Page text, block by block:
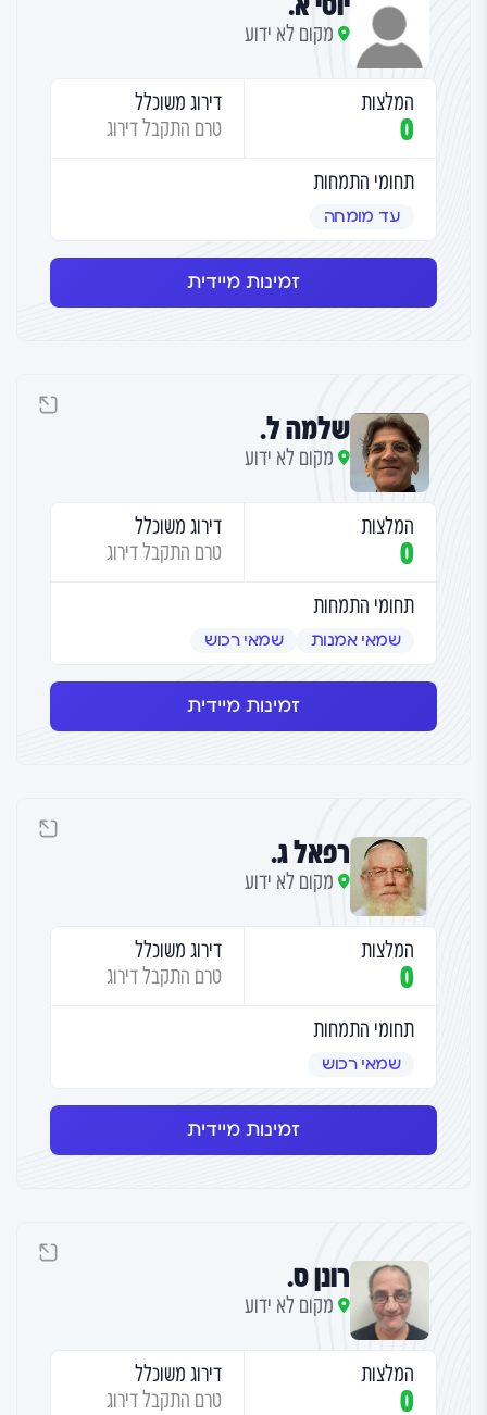
מקום לא ידוע
המלצות
0
דירוג משוכלל
טרם התקבל דירוג
תחומי התמחות
עד מומחה
זמינות מיידית
שלמה ל.
מקום לא ידוע
המלצות
0
דירוג משוכלל
טרם התקבל דירוג
תחומי התמחות
שמאי אמנות שמאי רכוש
זמינות מיידית
רפאל ג.
מקום לא ידוע
המלצות
0
דירוג משוכלל
טרם התקבל דירוג
תחומי התמחות
שמאי רכוש
זמינות מיידית
רונן ס.
מקום לא ידוע
המלצות
0
דירוג משוכלל
טרם התקבל דירוג